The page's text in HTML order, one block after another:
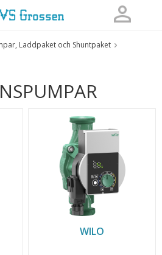
blivit tillagd i varukorgen
Laddpaket och Shuntpaket
WILO